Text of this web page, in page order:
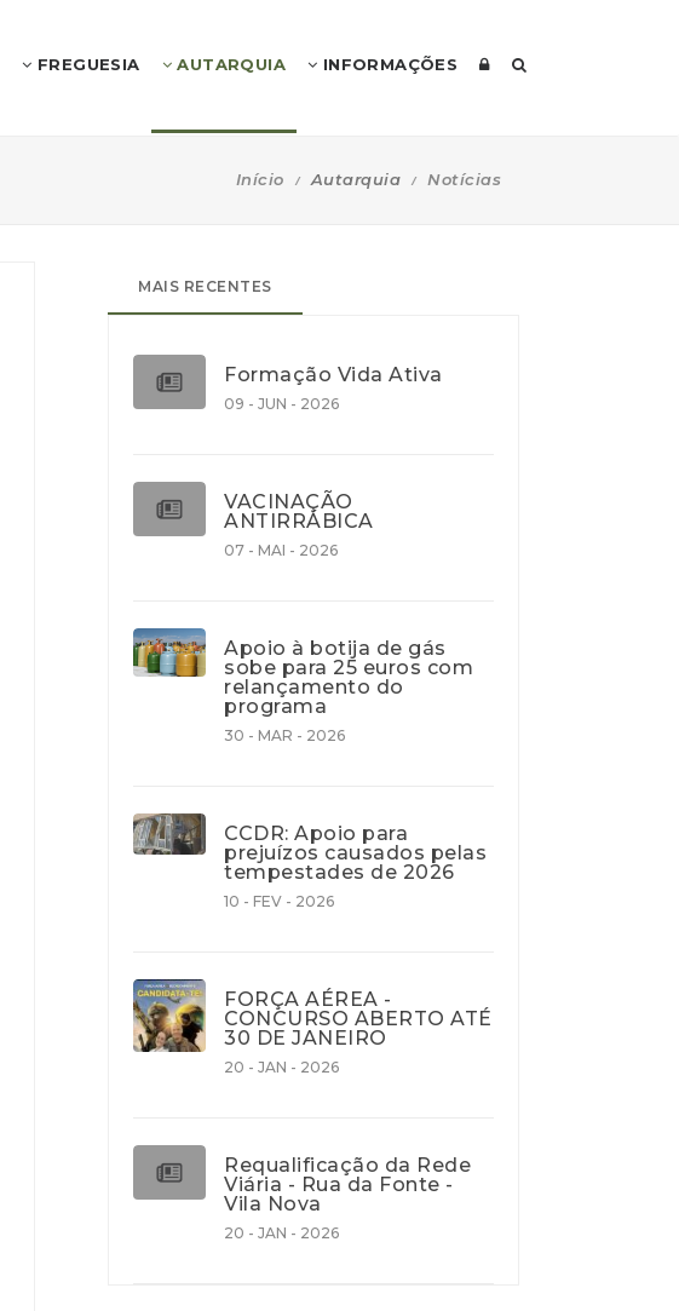
FREGUESIA AUTARQUIA INFORMAÇÕES
Início Autarquia Notícias
MAIS RECENTES
Formação Vida Ativa
09 - JUN - 2026
VACINAÇÃO
ANTIRRÁBICA
07 - MAI - 2026
Apoio à botija de gás
sobe para 25 euros com
relançamento do
programa
30 - MAR - 2026
CCDR: Apoio para
prejuízos causados pelas
tempestades de 2026
10 - FEV - 2026
FORÇA AÉREA -
CONCURSO ABERTO ATÉ
30 DE JANEIRO
20 - JAN - 2026
Requalificação da Rede
Viária - Rua da Fonte -
Vila Nova
20 - JAN - 2026